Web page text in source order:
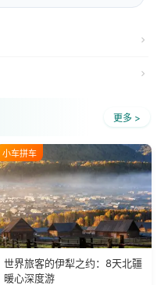
更多 >
小车拼车
世界旅客的伊犁之约：8天北疆
暖心深度游